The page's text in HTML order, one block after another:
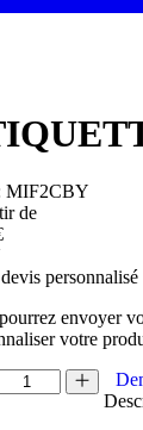
MIF2CBY
de
personnalisé
envoyer
votre
quantité